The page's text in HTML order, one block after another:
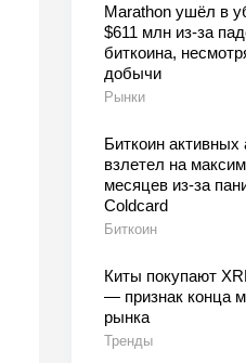
Marathon ушёл в
$611 млн из-за
биткоина,
добычи
Рынки
Биткоин активных
взлетел на
месяцев из-за
Coldcard
Биткоин
Киты покупают
— признак конца
рынка
Тренды